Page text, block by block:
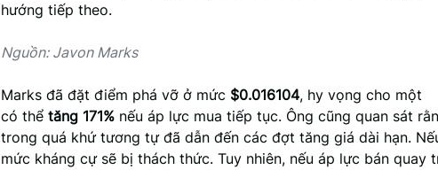
hướng tiếp theo.
Nguồn: Javon Marks
Marks đã đặt điểm phá vỡ ở mức $0.016104, hy vọng cho một
có thể tăng 171% nếu áp lực mua tiếp tục. Ông cũng quan sát
trong quá khứ tương tự đã dẫn đến các đợt tăng giá dài hạn.
mức kháng cự sẽ bị thách thức. Tuy nhiên, nếu áp lực bán quay